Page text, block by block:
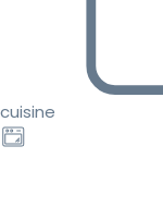
cuisine